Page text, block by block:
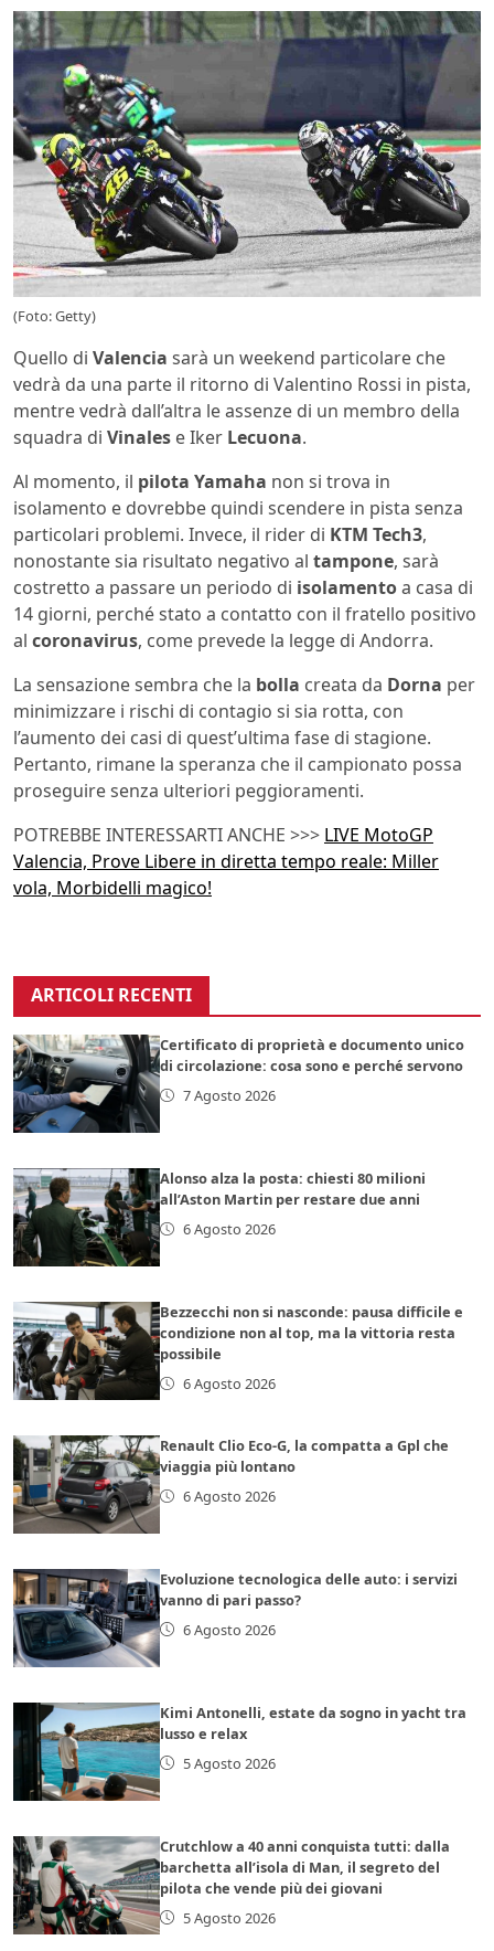
(Foto: Getty)
Quello di Valencia sarà un weekend particolare che
vedrà da una parte il ritorno di Valentino Rossi in pista,
mentre vedrà dall’altra le assenze di un membro della
squadra di Vinales e Iker Lecuona.
Al momento, il pilota Yamaha non si trova in
isolamento e dovrebbe quindi scendere in pista senza
particolari problemi. Invece, il rider di KTM Tech3,
nonostante sia risultato negativo al tampone, sarà
costretto a passare un periodo di isolamentoa casa di
14 giorni, perché stato a contatto con il fratello positivo
al coronavirus, come prevede la legge di Andorra.
La sensazione sembra che la bolla creata da Dorna per
minimizzare i rischi di contagio si sia rotta, con
l’aumento dei casi di quest’ultima fase di stagione.
Pertanto, rimane la speranza che il campionato possa
proseguire senza ulteriori peggioramenti.
POTREBBE INTERESSARTI ANCHE >>> LIVE MotoGP
Valencia, Prove Libere in diretta tempo reale: Miller
vola, Morbidelli magico!
ARTICOLI RECENTI
Certificato di proprietà e documento unico
di circolazione: cosa sono e perché servono
7 Agosto 2026
Alonso alza la posta: chiesti 80 milioni
all’Aston Martin per restare due anni
6 Agosto 2026
Bezzecchi non si nasconde: pausa difficile e
condizione non al top, ma la vittoria resta
possibile
6 Agosto 2026
Renault Clio Eco-G, la compatta a Gpl che
viaggia più lontano
6 Agosto 2026
Evoluzione tecnologica delle auto: i servizi
vanno di pari passo?
6 Agosto 2026
Kimi Antonelli, estate da sogno in yacht tra
lusso e relax
5 Agosto 2026
Crutchlow a 40 anni conquista tutti: dalla
barchetta all’isola di Man, il segreto del
pilota che vende più dei giovani
5 Agosto 2026